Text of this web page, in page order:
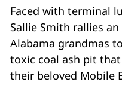
Faced with terminal
Sallie Smith rallies
Alabama grandmas
toxic coal ash pit
their beloved Mobile